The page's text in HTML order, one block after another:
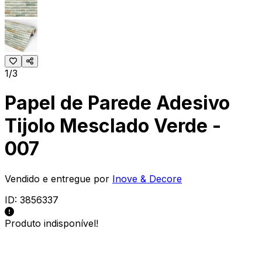
1/3
Papel de Parede Adesivo
Tijolo Mesclado Verde -
007
Vendido e entregue por Inove & Decore
ID: 3856337
Produto indisponível!